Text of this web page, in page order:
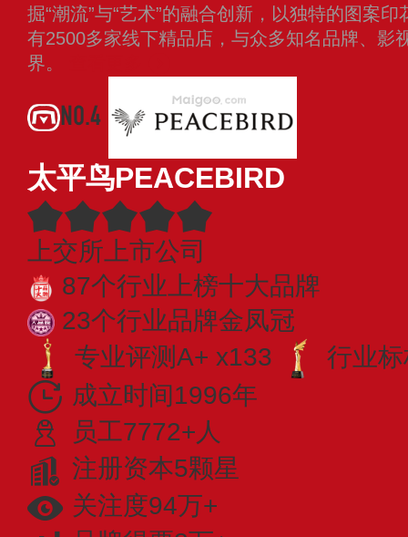
掘“潮流”与“艺术”的融合创新，以独特的图案
有2500多家线下精品店，与众多知名品牌、影
界。
NO.4
太平鸟PEACEBIRD
上交所上市公司
87个行业上榜十大品牌
23个行业品牌金凤冠
专业评测A+ x133
行业
成立时间1996年
员工7772+人
注册资本5颗星
关注度94万+